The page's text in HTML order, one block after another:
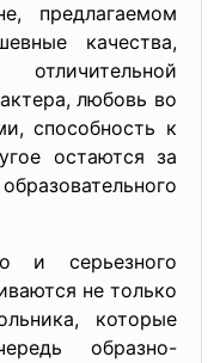
предлагаемом
качества,
любовь во
способность к
остаются за
и серьезного
не только
которые
образно-